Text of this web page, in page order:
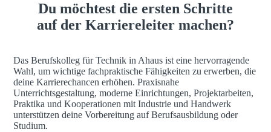
Du möchtest die ersten Schritte
auf der Karriereleiter machen?
Das Berufskolleg für Technik in Ahaus ist eine hervorragende
Wahl, um wichtige fachpraktische Fähigkeiten zu erwerben, die
deine Karrierechancen erhöhen. Praxisnahe
Unterrichtsgestaltung, moderne Einrichtungen, Projektarbeiten,
Praktika und Kooperationen mit Industrie und Handwerk
unterstützen deine Vorbereitung auf Berufsausbildung oder
Studium.